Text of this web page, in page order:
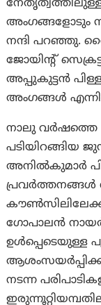
നേതൃത്വത്തിലുള്ള
അംഗങ്ങളോടും
നന്ദി പറഞ്ഞു.
ജോയിന്റ്
അപ്പുകുട്ടൻ
അംഗങ്ങൾ
നാലു വർഷത്തെ
പടിയിറങ്ങിയ
അനിൽകുമാർ
പ്രവർത്തനങ്ങൾ
ഗോപാലൻ
ഉൾപ്പെടെയുള്ള
നടന്ന